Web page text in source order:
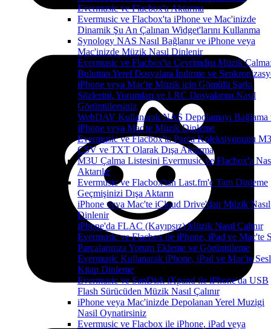
Evermusic ve Flacbox'a Aktarma
Evermusic ve Flacbox'ta iPhone ve Mac'inizde
Dinamik Şu An Çalınan Widget'larını Kullanma
Synology NAS Nasıl Bağlanır ve iPhone veya
Mac'inizde Müzik Nasıl Dinlenir
Evermusic ve Flacbox'ta Çevrimdışı Müzik
Buluttan Yerel Dosyalara İndirme ve
iPhone veya Mac'te Müzik için Gömülü Şarkı
Sözlerini, Yorumları ve LRC Dosyalarını Nasıl
Görüntülersiniz
WebDAV Kullanarak NAS Depolamayı Bağlama
iPhone veya Mac'te Müzik Dinleme
Evermusic ve Flacbox'ta Parça Koleksiyonunu
CSV ve TXT Olarak Dışa Aktarma
M3U Çalma Listesini Evermusic ve Flacbox'a
Aktarılır
Evermusic ve Flacbox'tan Last.fm'e Tam Dinleme
Geçmişinizi Dışa Aktarın
iPhone veya Mac'te iCloud Drive'dan Müzik Nasıl
Dinlenir
iPhone'da FLAC (Kayıpsız) Müzik Nasıl Çalınır
Evermusic ve Flacbox ile iPhone, iPad ve Mac'te
Parçalarınıza Yorum Ekleme ve Görüntüleme
Evermusic Kullanarak iPhone, iPad ve Mac'te
Kitap Dinleme
Evermusic ve SanDisk iXpand ile iPhone'da USB
Flash Sürücüden Müzik Nasıl Çalınır
iPhone veya Mac'inizde Depolanan Yerel Muzigi
Nasil Oynatirsiniz
Evermusic ve Flacbox ile iPhone, iPad veya